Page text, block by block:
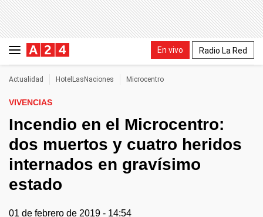
En vivo Radio La Red
Actualidad HotelLasNaciones Microcentro
VIVENCIAS
Incendio en el Microcentro:
dos muertos y cuatro heridos
internados en gravísimo
estado
01 de febrero de 2019 - 14:54